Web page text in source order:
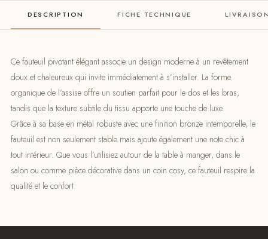
DESCRIPTION FICHE TECHNIQUE
Ce fauteuil pivotant élégant associe un design moderne à un revêtement
doux et chaleureux qui invite immédiatement à s’installer. La forme
organique de l’assise offre un soutien parfait pour le dos et les bras,
tandis que la texture subtile du tissu apporte une touche de luxe.
Grâce à sa base en métal robuste avec une finition bronze intemporelle, le
fauteuil est non seulement stable mais ajoute également une note chic à
tout intérieur. Que vous l’utilisiez autour de la table à manger, dans le
salon ou comme pièce décorative dans un coin cosy, ce fauteuil respire la
qualité et le confort.